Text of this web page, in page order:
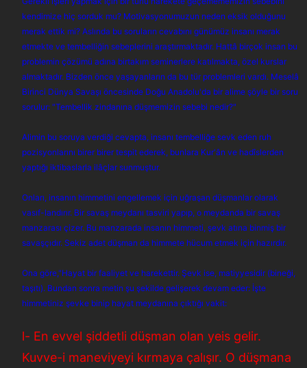
a
t
a
n
r
i
h
i
kendimize hiç sorduk mu? Motivasyonumuzun neden eksik olduğunu
merak ettik mi? Aslında bu soruların cevabını günümüz insanı merak
etmekte ve tembelliğin sebeplerini araştırmaktadır. Hattâ birçok insan bu
problemin çözümü adına birtakım seminerlere katılmakta, özel kurslar
almaktadır. Bizden önce yaşayanların da bu tür problemleri vardı. Meselâ
Birinci Dünya Savaşı öncesinde Doğu Anadolu'da bir alime şöyle bir soru
sorulur: "Tembellik zindanına düşmemizin sebebi nedir?"
Alimin bu soruya verdiği cevapta, insanı tembelliğe sevk eden ruh
pozisyonlarını birer birer tespit ederek, bunlara Kur'ân ve hadîslerden
yaptığı iktibaslarla ilâçlar sunmuştur.
Onları, insanın himmetini engellemek için uğraşan düşmanlar olarak
vasıf-landırır. Bir savaş meydanı tasviri yapıp, o meydanda bir savaş
manzarası çizer. Bu manzarada insanın himmeti, şevk atına binmiş bir
savaşçıdır. Sekiz adet düşman da himmete hücum etmek için hazırdır.
Ona göre,"Hayat bir faaliyet ve harekettir. Şevk ise, matiyyesidir (bineği,
taşıtı). Bundan sonra metin şu şekilde gelişerek devam eder: İşte
himmetiniz şevke binip hayat meydanına çıktığı vakit:
l- En evvel şiddetli düşman olan yeis gelir.
Kuvve-i maneviyeyi kırmaya çalışır. O düşmana